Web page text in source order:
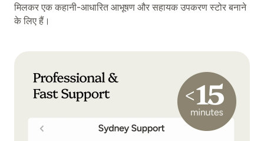
मिलकर एक कहानी-आधारित आभूषण और सहायक उपकरण स्टोर बनाने
के लिए हैं।